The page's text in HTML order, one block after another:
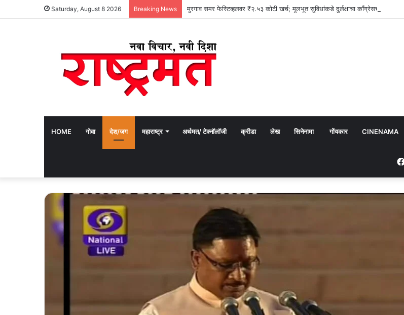
Saturday, August 8 2026 Breaking News मुरगाव समर फेस्टिव्हलवर ₹२.५३ कोटी खर्च; मूलभूत सुविधांकडे दुर्लक्षाचा काँग्रेसचा आरोप
HOME गोवा देश/जग महाराष्ट्र अर्थमत/ टेक्नॉलॉजी क्रीडा लेख सिनेनामा गोंयकार CINENAMA